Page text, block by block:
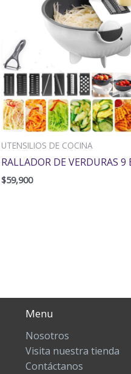
UTENSILIOS DE COCINA
RALLADOR DE VERDURAS 9
$59,900
Menu
Nosotros
Visita nuestra tienda
Contáctanos